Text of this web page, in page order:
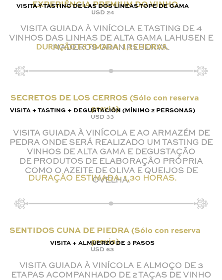
EXPERIÊNCIA PREMIUM DO VINHO
VISITA Y TASTING DE LAS DOS LÍNEAS TOPE DE GAMA
USD 24
VISITA GUIADA À VINÍCOLA E TASTING DE 4
VINHOS DAS LINHAS DE ALTA GAMA LAHUSEN E
MADEROS GRAN RESERVA.
DURAÇÃO ESTIMADA: 1,15 HORAS.
SECRETOS DE LOS CERROS (Sólo con reserva
previa)
VISITA + TASTING + DEGUSTACIÓN (MÍNIMO 2 PERSONAS)
USD 33
VISITA GUIADA À VINÍCOLA E AO ARMAZÉM DE
PEDRA ONDE SERÁ REALIZADO UM TASTING DE
VINHOS DE ALTA GAMA E DEGUSTAÇÃO
DE PRODUTOS DE ELABORAÇÃO PRÓPRIA
COMO O AZEITE DE OLIVA E QUEIJOS DE
OVELHA.
DURAÇÃO ESTIMADA: 1,30 HORAS.
SENTIDOS CUNA DE PIEDRA (Sólo con reserva
previa)
VISITA + ALMUERZO DE 3 PASOS
USD 63
VISITA GUIADA À VINÍCOLA E ALMOÇO DE 3
ETAPAS ACOMPANHADO DE 2 TAÇAS DE VINHO